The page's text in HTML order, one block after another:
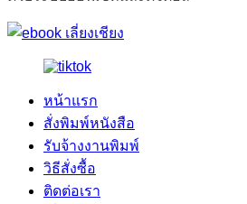
หน้าแรก
สั่งพิมพ์หนังสือ
รับจ้างงานพิมพ์
วิธีสั่งซื้อ
ติดต่อเรา